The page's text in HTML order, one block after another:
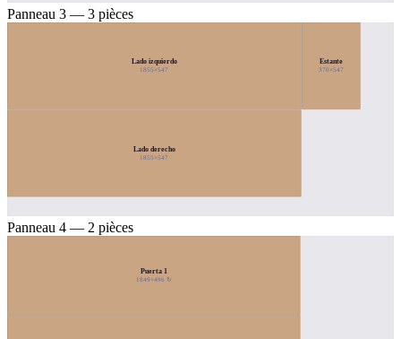
Panneau 3 — 3 pièces
Lado izquierdo
1855×547
Lado derecho
1855×547
Estante
370×547
Panneau 4 — 2 pièces
Puerta 1
1849×496 ↻